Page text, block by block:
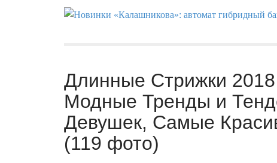
Длинные Стрижки
Модные Тренды и
Девушек, Самые
(119 фото)